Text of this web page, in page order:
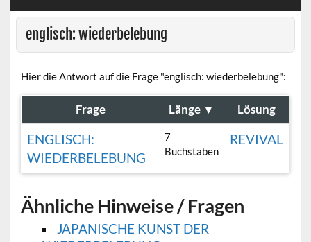
englisch: wiederbelebung
Hier die Antwort auf die Frage "englisch: wiederbelebung":
Frage Länge ▼ Lösung
ENGLISCH:
WIEDERBELEBUNG
7
Buchstaben
REVIVAL
Ähnliche Hinweise / Fragen
JAPANISCHE KUNST DER